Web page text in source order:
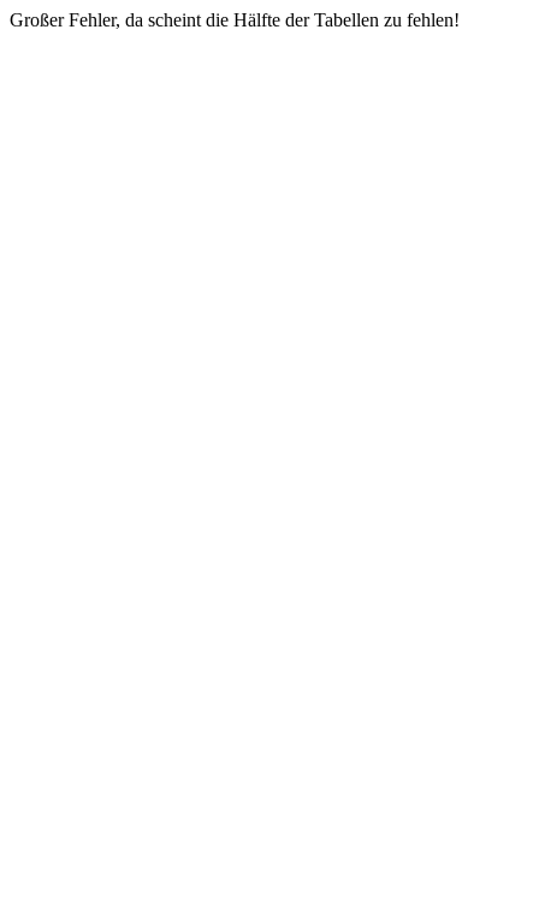
Großer Fehler, da scheint die Hälfte der Tabellen zu fehlen!